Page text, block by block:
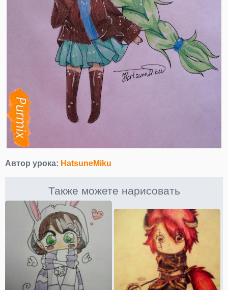
Автор урока: HatsuneMiku
Также можете нарисовать